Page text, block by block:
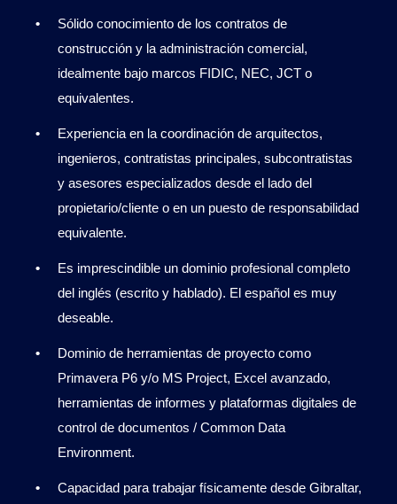
Sólido conocimiento de los contratos de
construcción y la administración comercial,
idealmente bajo marcos FIDIC, NEC, JCT o
equivalentes.
Experiencia en la coordinación de arquitectos,
ingenieros, contratistas principales, subcontratistas
y asesores especializados desde el lado del
propietario/cliente o en un puesto de responsabilidad
equivalente.
Es imprescindible un dominio profesional completo
del inglés (escrito y hablado). El español es muy
deseable.
Dominio de herramientas de proyecto como
Primavera P6 y/o MS Project, Excel avanzado,
herramientas de informes y plataformas digitales de
control de documentos / Common Data
Environment.
Capacidad para trabajar físicamente desde Gibraltar,